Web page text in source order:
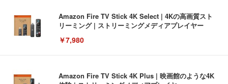
Amazon Fire TV Stick 4K Select | 4Kの高画質スト
リーミング | ストリーミングメディアプレイヤー
￥7,980
Amazon Fire TV Stick 4K Plus | 映画館のような4K